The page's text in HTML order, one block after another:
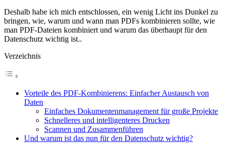
Deshalb habe ich mich entschlossen, ein wenig Licht ins Dunkel zu
bringen, wie, warum und wann man PDFs kombinieren sollte, wie
man PDF-Dateien kombiniert und warum das überhaupt für den
Datenschutz wichtig ist..
Verzeichnis
Vorteile des PDF-Kombinierens: Einfacher Austausch von
Daten
Einfaches Dokumentenmanagement für große Projekte
Schnelleres und intelligenteres Drucken
Scannen und Zusammenführen
Und warum ist das nun für den Datenschutz wichtig?